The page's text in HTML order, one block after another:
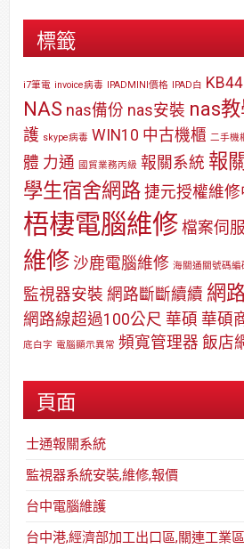
標籤
i7筆電 invoice病毒 IPADMINI價格 IPAD白
NAS nas備份 nas安裝 nas
護 skype病毒 WIN10 中古機櫃 二手機
體 力通 國貿業務丙級 報關系統 報
學生宿舍網路 捷元授權維修
梧棲電腦維修 檔案伺
維修 沙鹿電腦維修 海關通關號碼編
監視器安裝 網路斷斷續續 網
網路線超過100公尺 華碩 華碩
底白字 電腦顯示異常 頻寬管理器 飯店
頁面
士通報關系統
監視器系統安裝,維修,報價
台中電腦維護
台中港,經濟部加工出口區,關連工業